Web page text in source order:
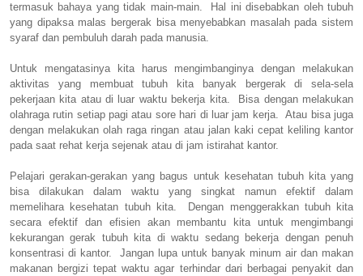
termasuk bahaya yang tidak main-main. Hal ini disebabkan oleh tubuh
yang dipaksa malas bergerak bisa menyebabkan masalah pada sistem
syaraf dan pembuluh darah pada manusia.
Untuk mengatasinya kita harus mengimbanginya dengan melakukan
aktivitas yang membuat tubuh kita banyak bergerak di sela-sela
pekerjaan kita atau di luar waktu bekerja kita. Bisa dengan melakukan
olahraga rutin setiap pagi atau sore hari di luar jam kerja. Atau bisa juga
dengan melakukan olah raga ringan atau jalan kaki cepat keliling kantor
pada saat rehat kerja sejenak atau di jam istirahat kantor.
Pelajari gerakan-gerakan yang bagus untuk kesehatan tubuh kita yang
bisa dilakukan dalam waktu yang singkat namun efektif dalam
memelihara kesehatan tubuh kita. Dengan menggerakkan tubuh kita
secara efektif dan efisien akan membantu kita untuk mengimbangi
kekurangan gerak tubuh kita di waktu sedang bekerja dengan penuh
konsentrasi di kantor. Jangan lupa untuk banyak minum air dan makan
makanan bergizi tepat waktu agar terhindar dari berbagai penyakit dan